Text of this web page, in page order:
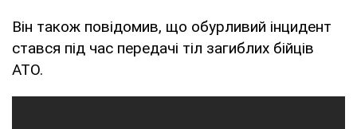
Він також повідомив, що обурливий інцидент
стався під час передачі тіл загиблих бійців
АТО.